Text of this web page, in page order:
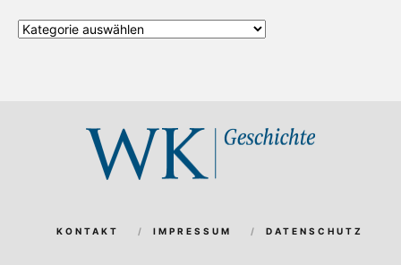
Alle
KONTAKT IMPRESSUM DATENSCHUTZ